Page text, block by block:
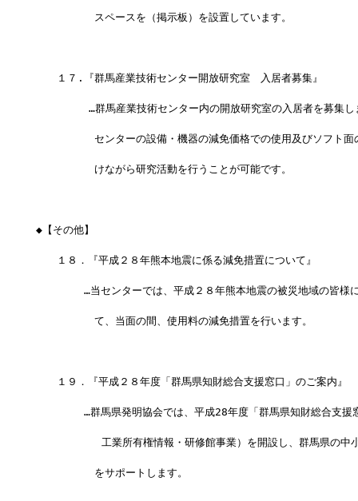
スペースを（掲示板）を設置しています。
１７.『群馬産業技術センター開放研究室　入居者募集』
…群馬産業技術センター内の開放研究室の入居者を募集し
センターの設備・機器の減免価格での使用及びソフト面
けながら研究活動を行うことが可能です。
◆【その他】
１８．『平成２８年熊本地震に係る減免措置について』
…当センターでは、平成２８年熊本地震の被災地域の皆様に
て、当面の間、使用料の減免措置を行います。
１９．『平成２８年度「群馬県知財総合支援窓口」のご案内』
…群馬県発明協会では、平成28年度「群馬県知財総合支援
　　工業所有権情報・研修館事業）を開設し、群馬県の中
をサポートします。